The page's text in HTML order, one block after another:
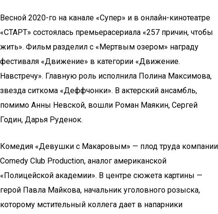
Весной 2020-го на канале «Супер» и в онлайн-кинотеатре
«СТАРТ» состоялась премьерасериала «257 причин, чтобы
жить». Фильм разделил с «Мертвым озером» награду
фестиваля «Движение» в категории «Движение.
Навстречу». Главную роль исполнила Полина Максимова,
звезда ситкома «Деффчонки». В актерский ансамбль,
помимо Анны Невской, вошли Роман Маякин, Сергей
Годин, Дарья Руденок.
Комедия «Девушки с Макаровым» — плод труда компании
Comedy Club Production, аналог американской
«Полицейской академии». В центре сюжета картины —
герой Павла Майкова, начальник уголовного розыска,
которому мстительный коллега дает в напарники